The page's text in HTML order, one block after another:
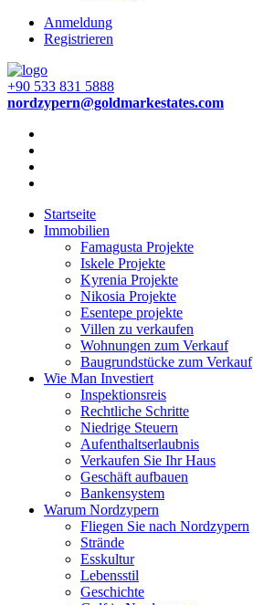
Anmeldung
Registrieren
+90 533 831 5888
nordzypern@goldmarkestates.com
Startseite
Immobilien
Famagusta Projekte
Iskele Projekte
Kyrenia Projekte
Nikosia Projekte
Esentepe projekte
Villen zu verkaufen
Wohnungen zum Verkauf
Baugrundstücke zum Verkauf
Wie Man Investiert
Inspektionsreis
Rechtliche Schritte
Niedrige Steuern
Aufenthaltserlaubnis
Verkaufen Sie Ihr Haus
Geschäft aufbauen
Bankensystem
Warum Nordzypern
Fliegen Sie nach Nordzypern
Strände
Esskultur
Lebensstil
Geschichte